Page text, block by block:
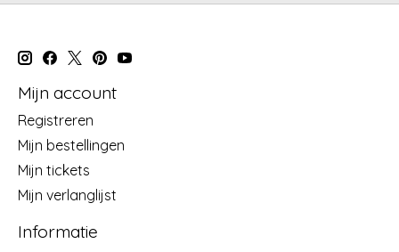
Mijn account
Registreren
Mijn bestellingen
Mijn tickets
Mijn verlanglijst
Informatie